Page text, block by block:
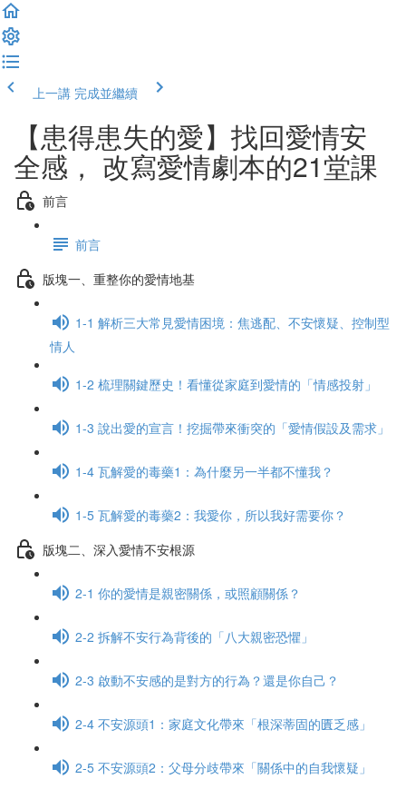
上一講 完成並繼續
【患得患失的愛】找回愛情安
全感， 改寫愛情劇本的21堂課
前言
前言
版塊一、重整你的愛情地基
1-1 解析三大常見愛情困境：焦逃配、不安懷疑、控制型
情人
1-2 梳理關鍵歷史！看懂從家庭到愛情的「情感投射」
1-3 說出愛的宣言！挖掘帶來衝突的「愛情假設及需求」
1-4 瓦解愛的毒藥1：為什麼另一半都不懂我？
1-5 瓦解愛的毒藥2：我愛你，所以我好需要你？
版塊二、深入愛情不安根源
2-1 你的愛情是親密關係，或照顧關係？
2-2 拆解不安行為背後的「八大親密恐懼」
2-3 啟動不安感的是對方的行為？還是你自己？
2-4 不安源頭1：家庭文化帶來「根深蒂固的匱乏感」
2-5 不安源頭2：父母分歧帶來「關係中的自我懷疑」